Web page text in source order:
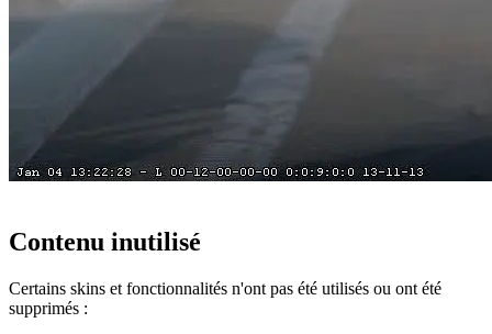
Contenu inutilisé
Certains skins et fonctionnalités n'ont pas été utilisés ou ont été
supprimés :